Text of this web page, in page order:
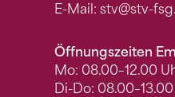
E-Mail: stv@stv-
Öffnungszeiten
Mo: 08.00–12.00
Di-Do: